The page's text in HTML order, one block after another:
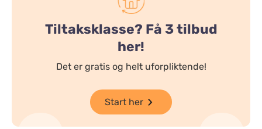
Tiltaksklasse? Få 3 tilbud
her!
Det er gratis og helt uforpliktende!
Start her